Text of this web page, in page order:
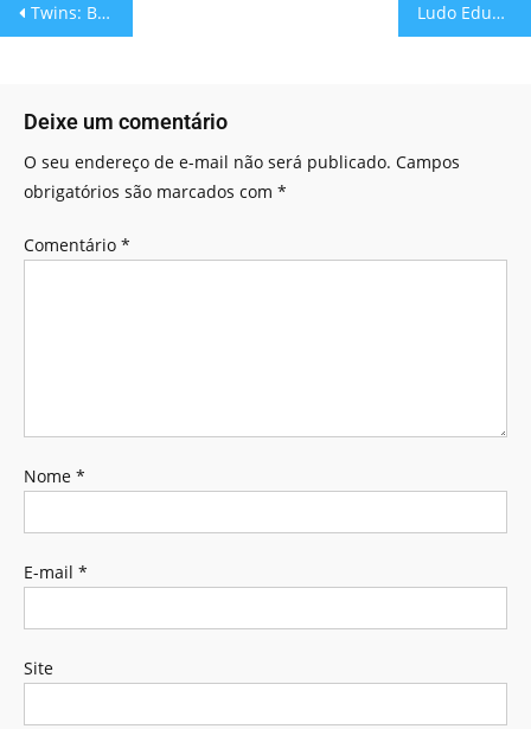
Twins: Bolas Gêmeas! Ludo Educativo: EcoCasa – Remake!
Deixe um comentário
O seu endereço de e-mail não será publicado. Campos
obrigatórios são marcados com *
Comentário *
Nome *
E-mail *
Site